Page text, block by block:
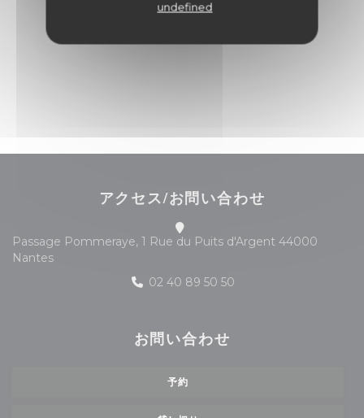
undefined
アクセス/お問い合わせ
Passage Pommeraye, 1 Rue du Puits d'Argent 44000
Nantes((新しいウィンドウで開きます))
02 40 89 50 50
お問い合わせ
予約